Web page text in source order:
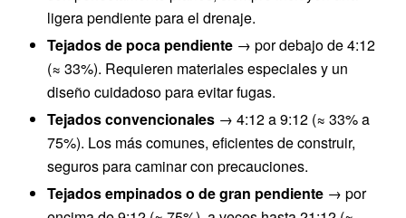
ligera pendiente para el drenaje.
Tejados de poca pendiente → por debajo de 4:12
(≈ 33%). Requieren materiales especiales y un
diseño cuidadoso para evitar fugas.
Tejados convencionales → 4:12 a 9:12 (≈ 33% a
75%). Los más comunes, eficientes de construir,
seguros para caminar con precauciones.
Tejados empinados o de gran pendiente → por